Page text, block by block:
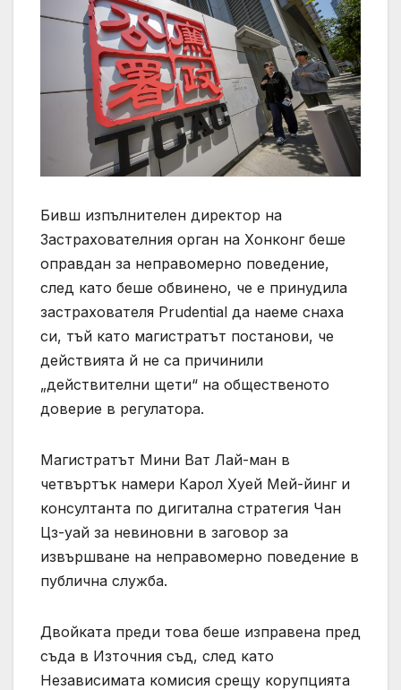
Бивш изпълнителен директор на
Застрахователния орган на Хонконг беше
оправдан за неправомерно поведение,
след като беше обвинено, че е принудила
застрахователя Prudential да наеме снаха
си, тъй като магистратът постанови, че
действията й не са причинили
„действителни щети“ на общественото
доверие в регулатора.
Магистратът Мини Ват Лай-ман в
четвъртък намери Карол Хуей Мей-йинг и
консултанта по дигитална стратегия Чан
Цз-уай за невиновни в заговор за
извършване на неправомерно поведение в
публична служба.
Двойката преди това беше изправена пред
съда в Източния съд, след като
Независимата комисия срещу корупцията